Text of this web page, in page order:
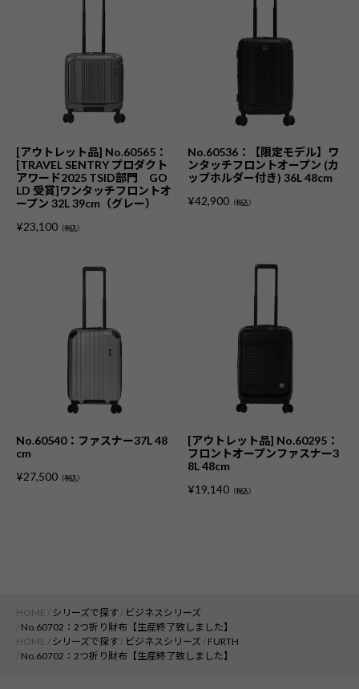
[アウトレット品] No.60565：
[TRAVEL SENTRY プロダクト
アワード2025 TSID部門 GO
LD 受賞]ワンタッチフロントオ
ープン 32L 39cm（グレー）
¥23,100 （税込）
No.60536：【限定モデル】ワ
ンタッチフロントオープン (カ
ップホルダー付き) 36L 48cm
¥42,900 （税込）
No.60540：ファスナー37L 48
cm
¥27,500 （税込）
[アウトレット品] No.60295：
フロントオープンファスナー3
8L 48cm
¥19,140 （税込）
HOME シリーズで探す
ビジネスシリーズ
No.60702：2つ折り財布【生産終了致しました】
HOME
シリーズで探す ビジネスシリーズ
FURTH
No.60702：2つ折り財布【生産終了致しました】